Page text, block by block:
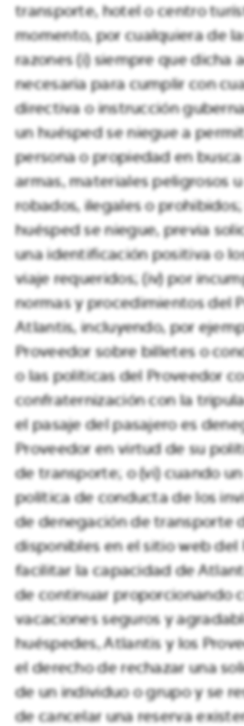
transporte, hotel o centro
momento, por cualquiera de
razones (i) siempre que dicha
necesaria para cumplir con
directiva o instrucción
un huésped se niegue a
persona o propiedad en
armas, materiales peligrosos
robados, ilegales o
huésped se niegue, previa
una identificación positiva o
viaje requeridos; (iv) por
normas y procedimientos del
Atlantis, incluyendo, por
Proveedor sobre billetes o
o las políticas del Proveedor
confraternización con la
el pasaje del pasajero es
Proveedor en virtud de su
de transporte; o (vi) cuando
política de conducta de los
de denegación de transporte
disponibles en el sitio web del
facilitar la capacidad de
de continuar proporcionando
vacaciones seguros y
huéspedes, Atlantis y los
el derecho de rechazar una
de un individuo o grupo y se
de cancelar una reserva